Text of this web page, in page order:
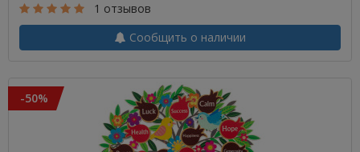
1 отзывов
Сообщить о наличии
-50%